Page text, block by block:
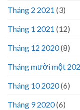
Tháng 2 2021 (3)
Tháng 1 2021 (12)
Tháng 12 2020(8)
Tháng mười một
Tháng 10 2020(6)
Tháng 9 2020(6)